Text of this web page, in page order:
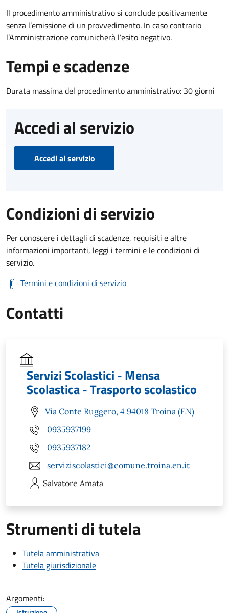
Il procedimento amministrativo si conclude positivamente
senza l’emissione di un provvedimento. In caso contrario
l’Amministrazione comunicherà l’esito negativo.
Tempi e scadenze
Durata massima del procedimento amministrativo: 30 giorni
Accedi al servizio
Accedi al servizio
Condizioni di servizio
Per conoscere i dettagli di scadenze, requisiti e altre
informazioni importanti, leggi i termini e le condizioni di
servizio.
Termini e condizioni di servizio
Contatti
Servizi Scolastici - Mensa
Scolastica - Trasporto scolastico
Via Conte Ruggero, 4 94018 Troina (EN)
0935937199
0935937182
serviziscolastici@comune.troina.en.it
Salvatore Amata
Strumenti di tutela
Tutela amministrativa
Tutela giurisdizionale
Argomenti: